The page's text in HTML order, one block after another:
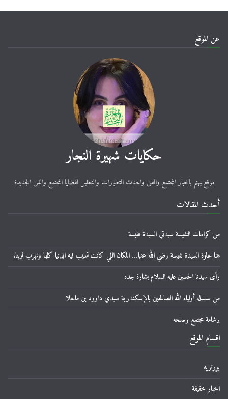
عن الموقع
حكايات شهيرة النجار
موقع يهتم باخبار المجتمع والفن واحدث التطورات والتحليل لقضايا المجتمع والفن الجديدة
أحدث المقالات
من كرامات النفيسة سيدتي السيدة نفيسة
هنا خلوة السيدة نفيسة رضي الله عنها… المكان اللي كانت تسيب فيه الدنيا كلها وتهرب لربنا.
رأى سيدنا الحسين عليه السلام بشارة جده
من سلسله أولياء الله الصالحين بالإسكندرية سيدي داوود بن ماخلا
برشامة مجتمع وصلحه
اقسام الموقع
بورتريه
اخبار خفيفة